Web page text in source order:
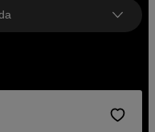
utbud av
i butik.